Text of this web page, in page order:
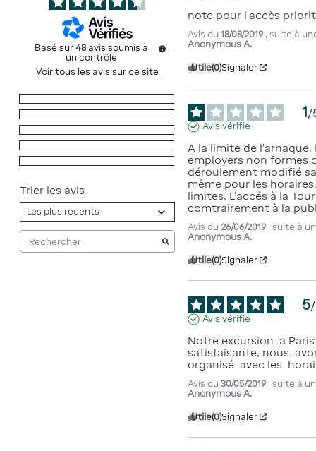
Basé sur 48 avis soumis à
un contrôle
Voir tous les avis sur ce site
14
2
Trier les avis
note pour l'accès
Avis du18/08/2019 , suite à
Anonymous A.
Utile(0)Signaler
1/
Avis vérifié
A la limite de l'arnaque.
employers non formés
déroulement modifié
même pour les
limites. L'accés à la
comtrairement à la
Avis du 26/06/2019 , suite à
Anonymous A.
Utile(0)Signaler
5/
Avis vérifié
Notre excursion  a
satisfaisante, nous
organisé  avec les
Avis du30/05/2019 , suite à
Anonymous A.
Utile(0)Signaler